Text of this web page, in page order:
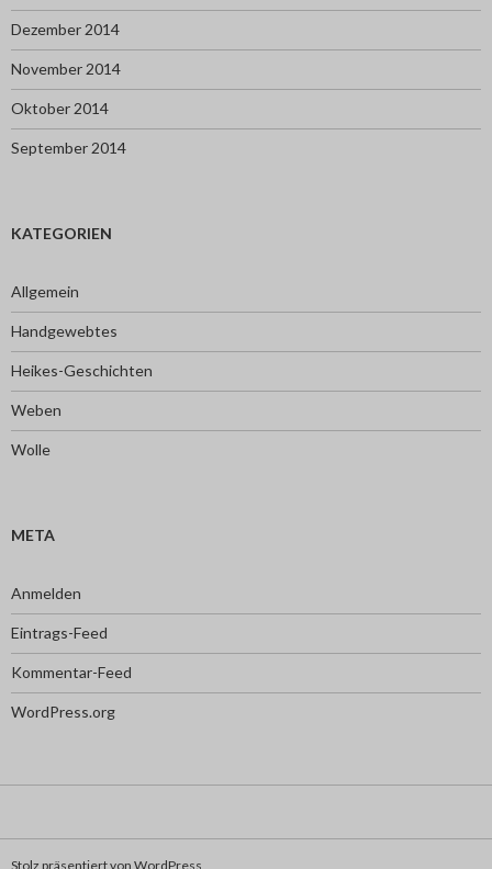
Dezember 2014
November 2014
Oktober 2014
September 2014
KATEGORIEN
Allgemein
Handgewebtes
Heikes-Geschichten
Weben
Wolle
META
Anmelden
Eintrags-Feed
Kommentar-Feed
WordPress.org
Stolz präsentiert von WordPress